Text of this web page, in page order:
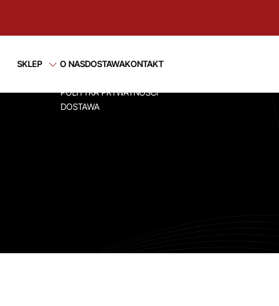
SKLEP O NASDOSTAWAKONTAKT
REGULAMIN
POLITYKA PRYWATNOŚCI
DOSTAWA